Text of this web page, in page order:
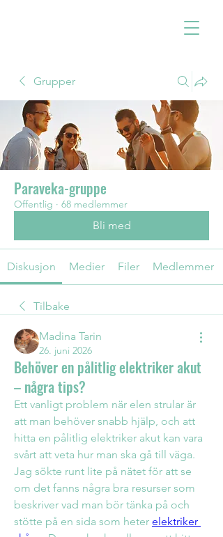
Grupper
Paraveka-gruppe
Offentlig · 68 medlemmer
Bli med
Diskusjon Medier Filer Medlemmer
Tilbake
Madina Tarin
26. juni 2026
Behöver en pålitlig elektriker akut
– några tips?
Ett vanligt problem när elen strular är
att man behöver snabb hjälp, och att
hitta en pålitlig elektriker akut kan vara
svårt att veta hur man ska gå till väga.
Jag sökte runt lite på nätet för att se
om det fanns några bra resurser som
beskriver vad man bör tänka på och
stötte på en sida som heter elektriker